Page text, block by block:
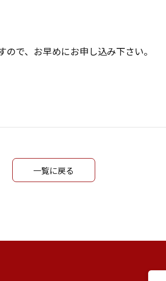
で、お早めにお申し込み下さい。
一覧に戻る